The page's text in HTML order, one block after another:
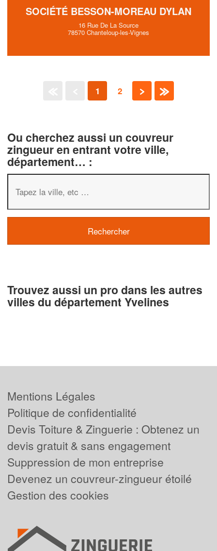
SOCIÉTÉ BESSON-MOREAU DYLAN
16 Rue De La Source
78570 Chanteloup-les-Vignes
1 2 › »
Ou cherchez aussi un couvreur
zingueur en entrant votre ville,
département… :
Trouvez aussi un pro dans les autres
villes du département Yvelines
Mentions Légales
Politique de confidentialité
Devis Toiture & Zinguerie : Obtenez un
devis gratuit & sans engagement
Suppression de mon entreprise
Devenez un couvreur-zingueur étoilé
Gestion des cookies